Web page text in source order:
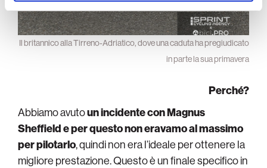
Il britannico alla Tirreno-Adriatico, dove una caduta ha pregiudicato
in parte la sua primavera
Perché?
Abbiamo avutoun incidente con Magnus
Sheffield e per questo non eravamo al massimo
per pilotarlo, quindi non era l’ideale per ottenere la
migliore prestazione. Questo è un finale specifico in